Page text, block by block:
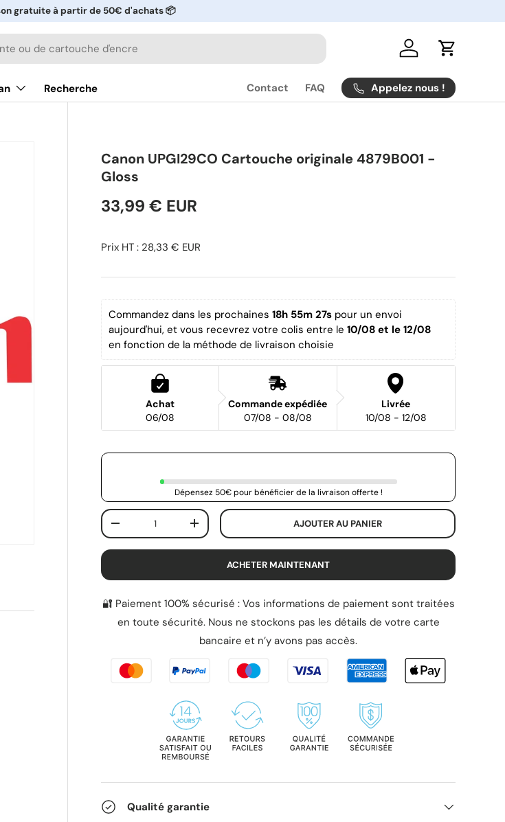
gratuite à partir de 50€ d'achats 📦
Se connecter
Panier
Recherche Contact FAQ Appelez nous !
Canon UPGI29CO Cartouche originale 4879B001 -
Gloss
33,99 € EUR
Prix HT : 28,33 € EUR
Commandez dans les prochaines 18h 55m 27s pour un envoi
aujourd'hui, et vous recevrez votre colis entre le 10/08 et le 12/08
en fonction de la méthode de livraison choisie
Achat
06/08
Commande expédiée
07/08 - 08/08
Livrée
10/08 - 12/08
Dépensez 50€ pour bénéficier de la livraison offerte !
Qté
-
+ AJOUTER AU PANIER
ACHETER MAINTENANT
🔐 Paiement 100% sécurisé : Vos informations de paiement sont traitées
en toute sécurité. Nous ne stockons pas les détails de votre carte
bancaire et n’y avons pas accès.
Qualité garantie